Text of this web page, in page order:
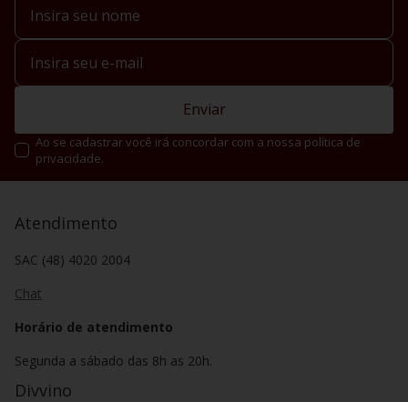
Enviar
Ao se cadastrar você irá concordar com a nossa política de
privacidade.
Atendimento
SAC (48) 4020 2004
Chat
Horário de atendimento
Segunda a sábado das 8h as 20h.
Divvino